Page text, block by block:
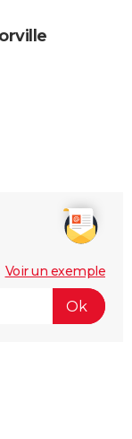
Voir un exemple